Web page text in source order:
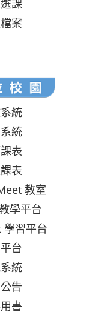
課
案
統
統
表
表
教室
學平台
學習平台
台
統
告
書